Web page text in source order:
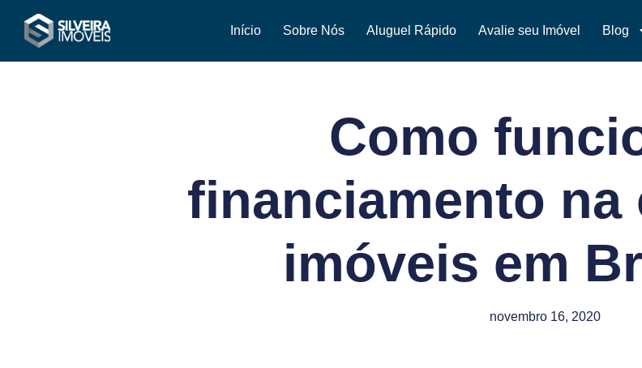
Início Sobre Nós Aluguel Rápido Avalie seu Imóvel Blog
Como
financiamento na
imóveis em
novembro 16, 2020